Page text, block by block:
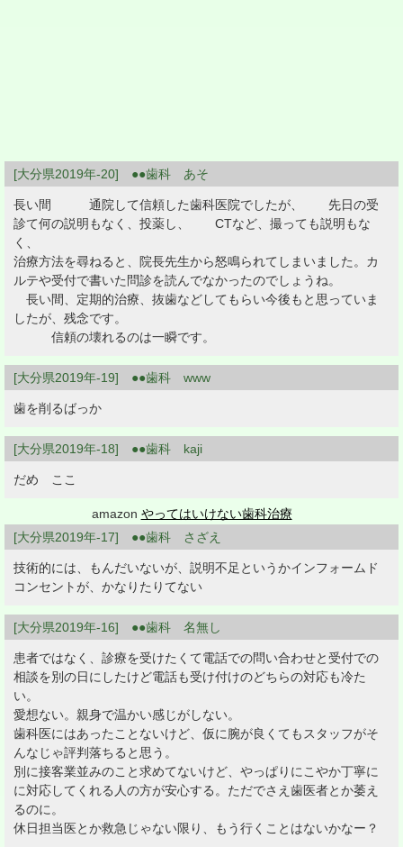
[大分県2019年-20] ●●歯科 あそ
長い間 通院して信頼した歯科医院でしたが、 先日の受
診て何の説明もなく、投薬し、 CTなど、撮っても説明もな
く、
治療方法を尋ねると、院長先生から怒鳴られてしまいました。カ
ルテや受付で書いた問診を読んでなかったのでしょうね。
長い間、定期的治療、抜歯などしてもらい今後もと思っていま
したが、残念です。
信頼の壊れるのは一瞬です。
[大分県2019年-19] ●●歯科 www
歯を削るばっか
[大分県2019年-18] ●●歯科 kaji
だめ ここ
amazon やってはいけない歯科治療
[大分県2019年-17] ●●歯科 さざえ
技術的には、もんだいないが、説明不足というかインフォームド
コンセントが、かなりたりてない
[大分県2019年-16] ●●歯科 名無し
患者ではなく、診療を受けたくて電話での問い合わせと受付での
相談を別の日にしたけど電話も受け付けのどちらの対応も冷た
い。
愛想ない。親身で温かい感じがしない。
歯科医にはあったことないけど、仮に腕が良くてもスタッフがそ
んなじゃ評判落ちると思う。
別に接客業並みのこと求めてないけど、やっぱりにこやか丁寧に
に対応してくれる人の方が安心する。ただでさえ歯医者とか萎え
るのに。
休日担当医とか救急じゃない限り、もう行くことはないかなー？